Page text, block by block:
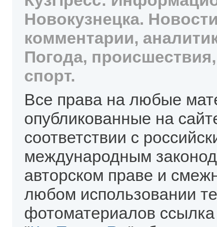
Новокузнецка.
комментарии,
Погода,
спорт.
Все права на любые
опубликованные на
соответствии с
международным
авторском праве и
любом использовании
фотоматериалов